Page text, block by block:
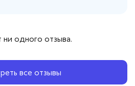
ни одного отзыва.
все отзывы